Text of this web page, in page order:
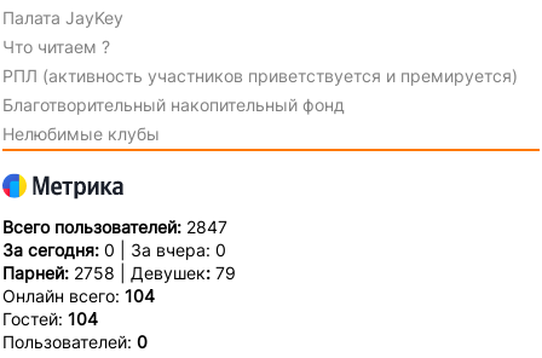
Палата JayKey
Что читаем ?
РПЛ (активность участников приветствуется и премируется)
Благотворительный накопительный фонд
Нелюбимые клубы
Всего пользователей: 2847
За сегодня: 0 | За вчера: 0
Парней: 2758 | Девушек: 79
Онлайн всего: 104
Гостей: 104
Пользователей: 0